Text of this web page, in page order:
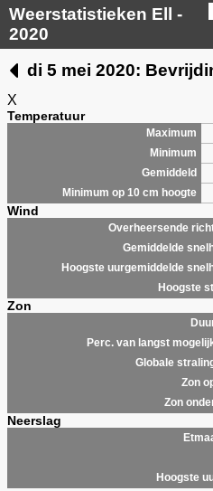
Weerstatistieken Ell -
2020
di 5 mei 2020:
X
Temperatuur
Maximum
Minimum
Gemiddeld
Minimum op 10 cm hoogte
Wind
Overheersende
Gemiddelde
Hoogste uurgemiddelde
Hoogste
Zon
Perc. van langst
Globale
Zon
Zon
Neerslag
Hoogste